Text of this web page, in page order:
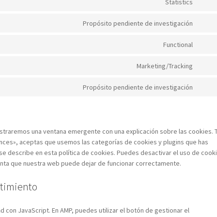
Statistics
Propósito pendiente de investigación
Functional
Marketing/Tracking
Propósito pendiente de investigación
una ventana emergente con una explicación sobre las cookies.
aceptas que usemos las categorías de cookies y plugins que has
describe en esta política de cookies. Puedes desactivar el uso de
que nuestra web puede dejar de funcionar correctamente.
JavaScript. En AMP, puedes utilizar el botón de gestionar el